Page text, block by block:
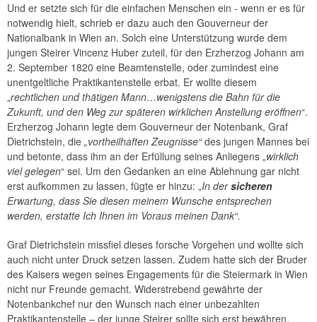
OeNB-Finanzbildung
Forschungsförderung
Kunst und Kultur
Und er setzte sich für die einfachen Menschen ein - wenn er es für
notwendig hielt, schrieb er dazu auch den Gouverneur der
Nationalbank in Wien an. Solch eine Unterstützung wurde dem
jungen Steirer Vincenz Huber zuteil, für den Erzherzog Johann am
2. September 1820 eine Beamtenstelle, oder zumindest eine
unentgeltliche Praktikantenstelle erbat. Er wollte diesem
„rechtlichen und thätigen Mann…wenigstens die Bahn für die
Zukunft, und den Weg zur späteren wirklichen Anstellung eröffnen“.
Erzherzog Johann legte dem Gouverneur der Notenbank, Graf
Dietrichstein, die „vortheilhaften Zeugnisse“des jungen Mannes bei
und betonte, dass ihm an der Erfüllung seines Anliegens „wirklich
viel gelegen“ sei. Um den Gedanken an eine Ablehnung gar nicht
erst aufkommen zu lassen, fügte er hinzu: „In dersicheren
Erwartung, dass Sie diesen meinem Wunsche entsprechen
werden, erstatte Ich Ihnen im Voraus meinen Dank“.
Graf Dietrichstein missfiel dieses forsche Vorgehen und wollte sich
auch nicht unter Druck setzen lassen. Zudem hatte sich der Bruder
des Kaisers wegen seines Engagements für die Steiermark in Wien
nicht nur Freunde gemacht. Widerstrebend gewährte der
Notenbankchef nur den Wunsch nach einer unbezahlten
Praktikantenstelle – der junge Steirer sollte sich erst bewähren,